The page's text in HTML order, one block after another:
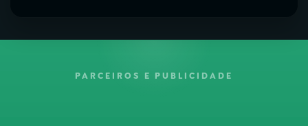
PARCEIROS E PUBLICIDADE